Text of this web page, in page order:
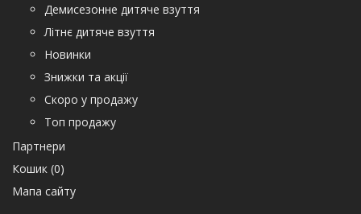
Демисезонне дитяче взуття
Літнє дитяче взуття
Новинки
Знижки та акції
Скоро у продажу
Топ продажу
Партнери
Кошик (0)
Мапа сайту